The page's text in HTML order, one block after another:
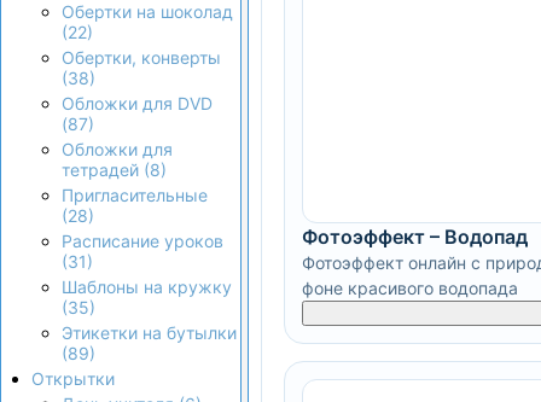
Обертки на шоколад
(22)
Обертки, конверты
(38)
Обложки для DVD
(87)
Обложки для
тетрадей (8)
Пригласительные
(28)
Расписание уроков
(31)
Шаблоны на кружку
(35)
Этикетки на бутылки
(89)
Открытки
Фотоэффект – Водопад
Фотоэффект онлайн с
фоне красивого водопада